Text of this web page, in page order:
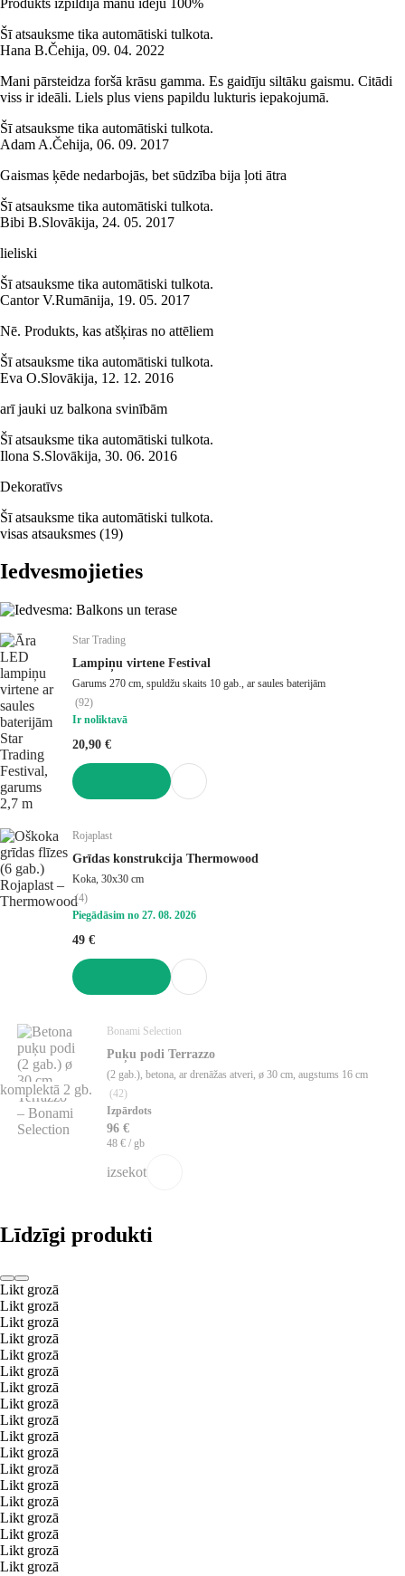
Šī atsauksme tika automātiski tulkota.
Hana B.Čehija, 09. 04. 2022
Mani pārsteidza foršā krāsu gamma. Es gaidīju siltāku gaismu. Citādi
viss ir ideāli. Liels plus viens papildu lukturis iepakojumā.
Šī atsauksme tika automātiski tulkota.
Adam A.Čehija, 06. 09. 2017
Gaismas ķēde nedarbojās, bet sūdzība bija ļoti ātra
Šī atsauksme tika automātiski tulkota.
Bibi B.Slovākija, 24. 05. 2017
lieliski
Šī atsauksme tika automātiski tulkota.
Cantor V.Rumānija, 19. 05. 2017
Nē. Produkts, kas atšķiras no attēliem
Šī atsauksme tika automātiski tulkota.
Eva O.Slovākija, 12. 12. 2016
arī jauki uz balkona svinībām
Šī atsauksme tika automātiski tulkota.
Ilona S.Slovākija, 30. 06. 2016
Dekoratīvs
Šī atsauksme tika automātiski tulkota.
visas atsauksmes (19)
Iedvesmojieties
Star Trading
Lampiņu virtene Festival
Garums 270 cm, spuldžu skaits 10 gab., ar saules baterijām
(92)
Ir noliktavā
20,90 €
Rojaplast
Grīdas konstrukcija Thermowood
Koka, 30x30 cm
(4)
Piegādāsim no 27. 08. 2026
49 €
komplektā 2 gb.
Bonami Selection
Puķu podi Terrazzo
(2 gab.), betona, ar drenāžas atveri, ø 30 cm, augstums 16 cm
(42)
Izpārdots
96 €
48 € / gb
izsekot
Līdzīgi produkti
Likt grozā
Likt grozā
Likt grozā
Likt grozā
Likt grozā
Likt grozā
Likt grozā
Likt grozā
Likt grozā
Likt grozā
Likt grozā
Likt grozā
Likt grozā
Likt grozā
Likt grozā
Likt grozā
Likt grozā
Likt grozā